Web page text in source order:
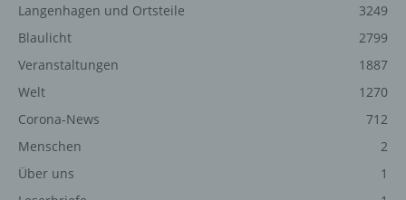
Langenhagen und Ortsteile
3249
Blaulicht
2799
Veranstaltungen
1887
Welt
1270
Corona-News
712
Menschen
2
Über uns
1
um letztlich ein optimales Schutzniveau für die von uns
verarbeiteten personenbezogenen Daten
sicherzustellen. Die anonymen Daten der Server-Logfiles
angegebenen personenbezogenen Daten gespeichert.
Registrierung auf unserer
Internetseite